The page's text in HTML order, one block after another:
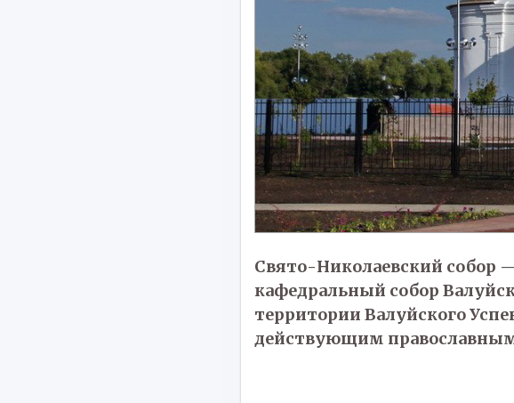
Свято-Николаевский собор
кафедральный собор
территории Валуйского
действующим